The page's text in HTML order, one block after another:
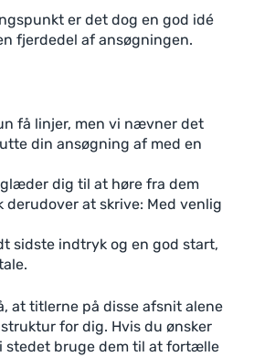
er det dog en god idé
fjerdedel af ansøgningen.
få linjer, men vi nævner det
din ansøgning af med en
dig til at høre fra dem
derudover at skrive: Med venlig
sidste indtryk og en god start,
at titlerne på disse afsnit alene
for dig. Hvis du ønsker
stedet bruge dem til at fortælle